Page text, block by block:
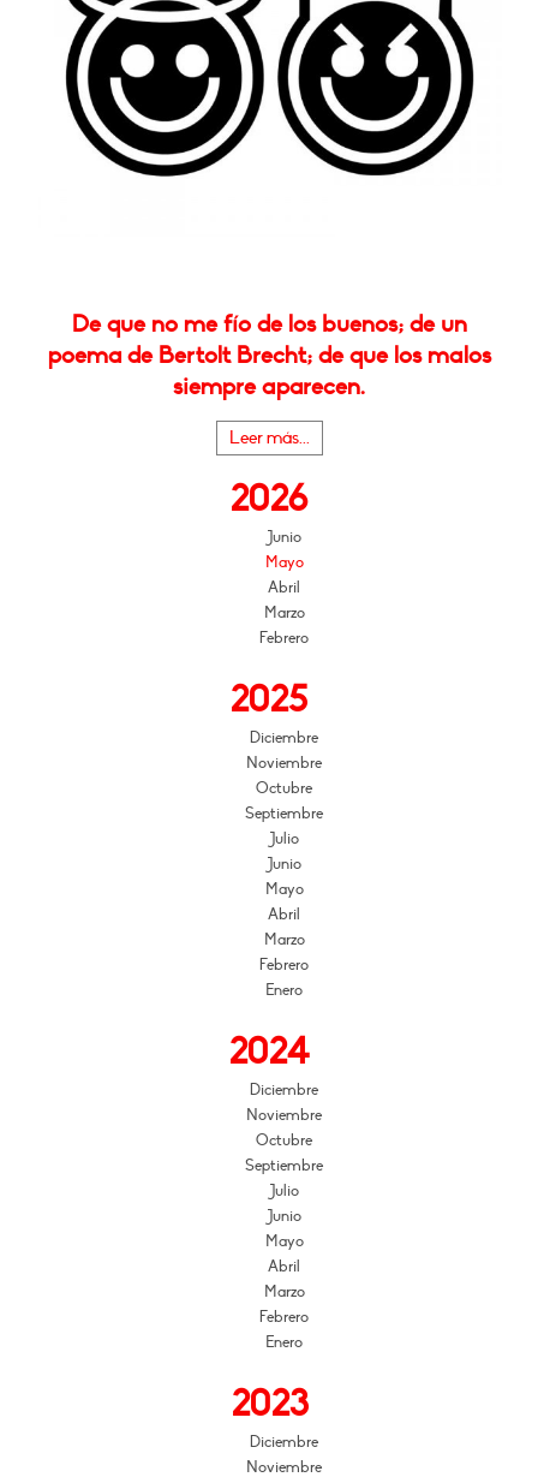
De que no me fío de los buenos; de un
poema de Bertolt Brecht; de que los malos
siempre aparecen.
Leer más...
2026
Junio
Mayo
Abril
Marzo
Febrero
2025
Diciembre
Noviembre
Octubre
Septiembre
Julio
Junio
Mayo
Abril
Marzo
Febrero
Enero
2024
Diciembre
Noviembre
Octubre
Septiembre
Julio
Junio
Mayo
Abril
Marzo
Febrero
Enero
2023
Diciembre
Noviembre